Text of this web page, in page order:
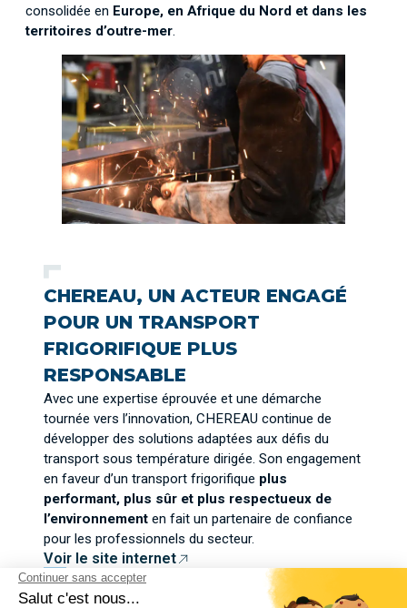
consolidée en Europe, en Afrique du Nord et dans les
territoires d’outre-mer.
CHEREAU, UN ACTEUR ENGAGÉ
POUR UN TRANSPORT
FRIGORIFIQUE PLUS
RESPONSABLE
Avec une expertise éprouvée et une démarche
tournée vers l’innovation, CHEREAU continue de
développer des solutions adaptées aux défis du
transport sous température dirigée. Son engagement
en faveur d’un transport frigorifique plus
performant, plus sûr et plus respectueux de
l’environnement en fait un partenaire de confiance
pour les professionnels du secteur.
Voir le site internet